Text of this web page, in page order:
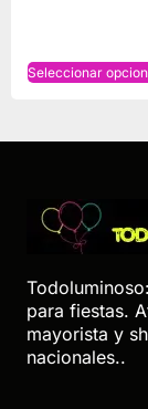
Seleccionar
para fiestas.
mayorista y
nacionales..